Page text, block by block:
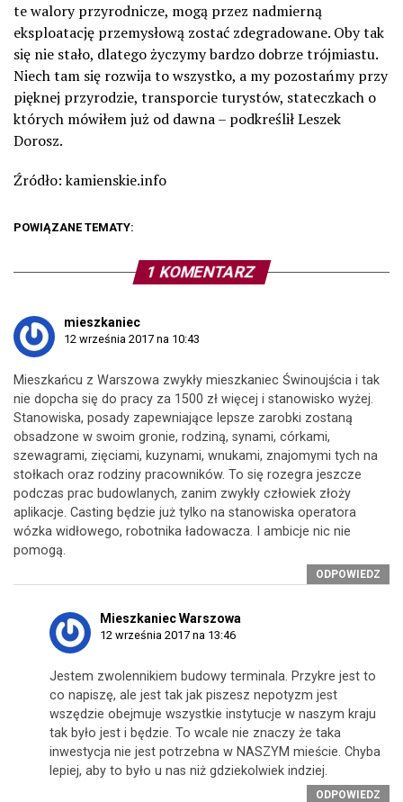
te walory przyrodnicze, mogą przez nadmierną
eksploatację przemysłową zostać zdegradowane. Oby tak
się nie stało, dlatego życzymy bardzo dobrze trójmiastu.
Niech tam się rozwija to wszystko, a my pozostańmy przy
pięknej przyrodzie, transporcie turystów, stateczkach o
których mówiłem już od dawna – podkreślił Leszek
Dorosz.
Źródło: kamienskie.info
POWIĄZANE TEMATY:
1 KOMENTARZ
mieszkaniec
12 września 2017 na 10:43
Mieszkańcu z Warszowa zwykły mieszkaniec Świnoujścia i tak
nie dopcha się do pracy za 1500 zł więcej i stanowisko wyżej.
Stanowiska, posady zapewniające lepsze zarobki zostaną
obsadzone w swoim gronie, rodziną, synami, córkami,
szewagrami, zięciami, kuzynami, wnukami, znajomymi tych na
stołkach oraz rodziny pracowników. To się rozegra jeszcze
podczas prac budowlanych, zanim zwykły człowiek złoży
aplikacje. Casting będzie już tylko na stanowiska operatora
wózka widłowego, robotnika ładowacza. I ambicje nic nie
pomogą.
ODPOWIEDZ
Mieszkaniec Warszowa
12 września 2017 na 13:46
Jestem zwolennikiem budowy terminala. Przykre jest to
co napiszę, ale jest tak jak piszesz nepotyzm jest
wszędzie obejmuje wszystkie instytucje w naszym kraju
tak było jest i będzie. To wcale nie znaczy że taka
inwestycja nie jest potrzebna w NASZYM mieście. Chyba
lepiej, aby to było u nas niż gdziekolwiek indziej.
ODPOWIEDZ